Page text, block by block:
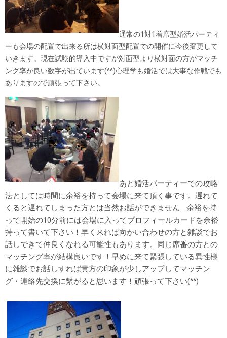
通常の1対1着席型婚活パーティ
ーも会場の配置で出来る所は横対面型配置での開催に今後変更して
いきます。現在試験的導入中ですが対面型より横対面の方がマッチ
ング率が良い数字が出ています(^^)心理学も婚活では大事な作戦でも
ありますので頑張って下さい。
あと婚活パーティーでの攻略
法としては時間に余裕を持って会場に来て頂く事です。遅れて
くると遅れてしまった方とは当然お話ができません… 余裕を持
って開始の10分前には会場に入ってプロフィールカードを余裕
持って書いて下さい！早く来れば向かい合わせの方と雑談でお
話しできて仲良くなれる可能性もあります。同じ席番の方との
マッチング率が結構良いです！早めに来て緊張している異性様
に雑談でお話しすれば貴方の印象が少しアップしてマッチン
グ・連絡先交換に繋がると思います！頑張って下さい(^^)